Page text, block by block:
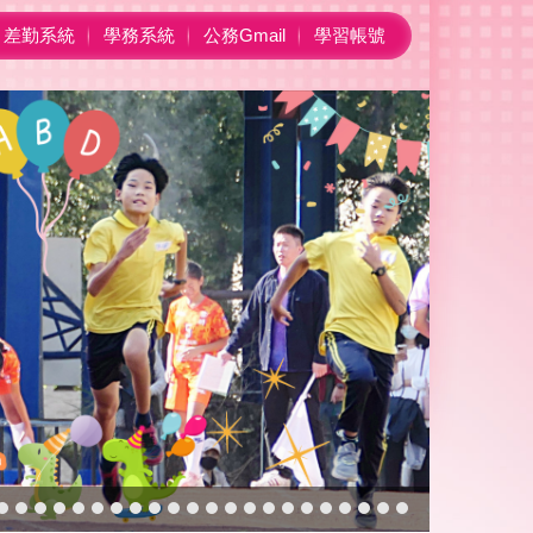
差勤系統 學務系統 公務Gmail 學習帳號